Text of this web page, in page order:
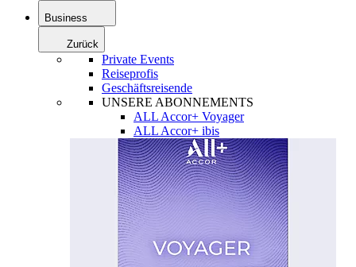
Business
Zurück
Private Events
Reiseprofis
Geschäftsreisende
UNSERE ABONNEMENTS
ALL Accor+ Voyager
ALL Accor+ ibis